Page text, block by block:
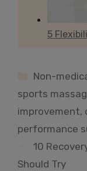
5
Categories
Non-
sports
improvement,
performance
10
Should Try